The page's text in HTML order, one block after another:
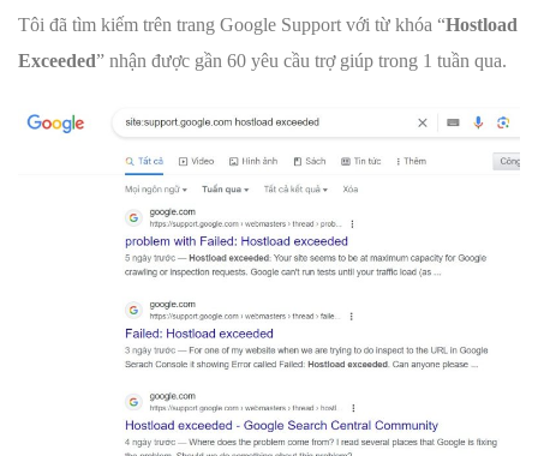
Tôi đã tìm kiếm trên trang Google Support với từ khóa “Hostload
Exceeded” nhận được gần 60 yêu cầu trợ giúp trong 1 tuần qua.